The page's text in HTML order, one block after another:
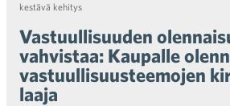
kestävä kehitys
Vastuullisuuden
vahvistaa: Kaupalle
vastuullisuusteemojen
laaja